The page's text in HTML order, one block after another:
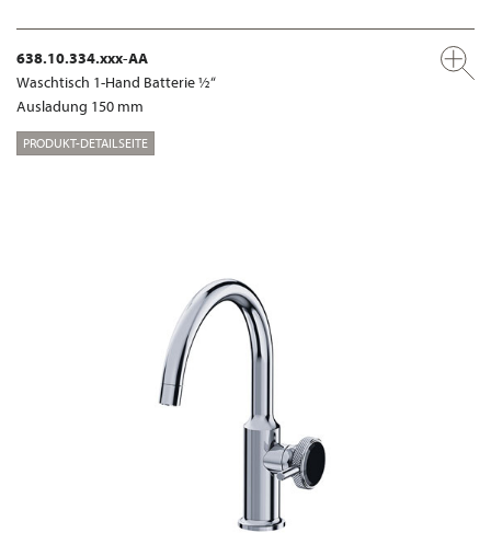
638.10.334.xxx-AA
Waschtisch 1-Hand Batterie ½“
Ausladung 150 mm
PRODUKT-DETAILSEITE